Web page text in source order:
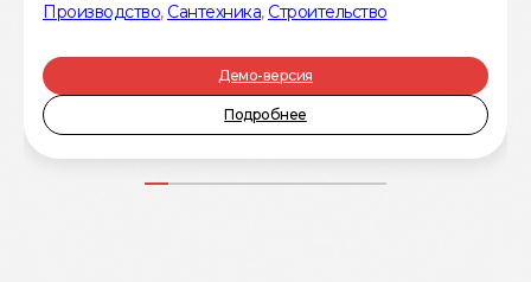
Производство, Сантехника, Строительство
Демо-версия
Подробнее